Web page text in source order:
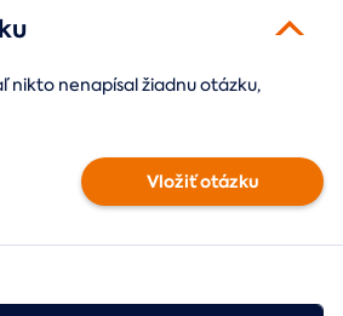
nikto nenapísal žiadnu otázku,
Vložiť otázku